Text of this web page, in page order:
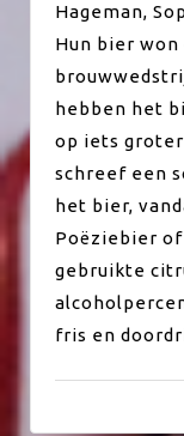
Hageman,
Hun bier
hebben het
op iets
schreef een
het bier,
Poëziebier of
gebruikte
fris en